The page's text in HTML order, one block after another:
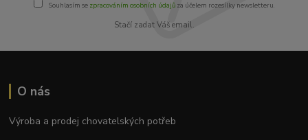
Souhlasím se zpracováním osobních údajůza účelem rozesílky newsletteru.
Stačí zadat Váš email.
O nás
Výroba a prodej chovatelských potřeb